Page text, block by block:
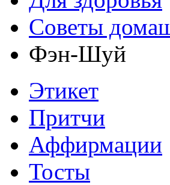
Советы
Фэн-Шуй
Этикет
Притчи
Аффирмации
Тосты